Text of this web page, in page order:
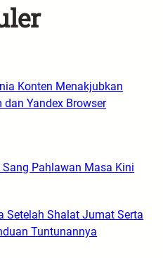
Konten Menakjubkan
dan Yandex Browser
Pahlawan Masa Kini
Setelah Shalat Jumat Serta
Tuntunannya